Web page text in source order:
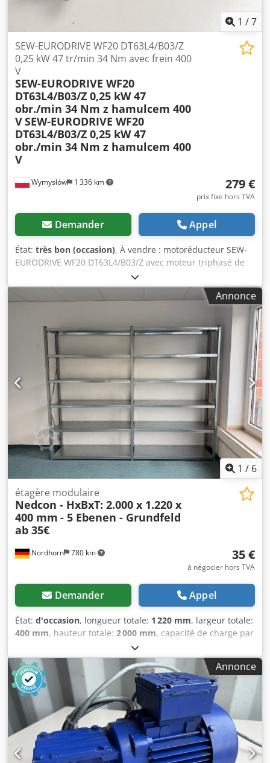
: IM B5A Masse : 10,63 kg Lubrification : huile synthétique
SEW PG460 Pays de fabrication : Allemagne
1 /7
Wymysłów 1 336 km
SEW-EURODRIVE WF20 DT63L4/B03/Z
0,25 kW 47 tr/min 34 Nm avec frein 400
V
SEW-EURODRIVE WF20
DT63L4/B03/Z 0,25 kW 47
obr./min 34 Nm z hamulcem 400
VSEW-EURODRIVE WF20
DT63L4/B03/Z 0,25 kW 47
obr./min 34 Nm z hamulcem 400
V
279 €
prix fixe hors TVA
Demander Appel
État: très bon (occasion), À vendre : motoréducteur SEW-
EURODRIVE WF20 DT63L4/B03/Z avec moteur triphasé de
0,25 kW et frein électromagnétique 400 V AC. L'appareil est
en parfait état de fonctionnement, testé et prêt à l'emploi.
Son état technique et esthétique est très bon, présentant
à vis sans fin assure un fonctionnement silencieux et un
couple élevé, ce qui rend ce motoréducteur idéal pour les
convoyeurs, les alimentateurs, les machines de production
et autres applications industrielles. Caractéristiques
techniques : Fabricant : SEW-EURODRIVE Modèle : WF20
DT63L4/B03/Z Puissance : 0,25 kW Vitesse de sortie : 47
tr/min Couple : 34 Nm Rapport de transmission : 27,50:1
Alimentation : 230/400 V, 50 Hz Indice de protection : IP54
Classe d'isolation : F Frein : 400 V AC, 3,2 Nm Poids : 11,09
kg Dkedpfx Afeznnrhjior Pays de fabrication : Allemagne
Annonce
1 / 6
Nordhorn 780 km
étagère modulaire
Nedcon - HxBxT: 2.000 x 1.220 x
400 mm - 5 Ebenen - Grundfeld
ab 35€
35 €
à négocier hors TVA
Demander Appel
État: d'occasion, longueur totale: 1 220 mm, largeur totale:
400 mm, hauteur totale: 2 000 mm, capacité de charge par
, Nous proposons ici des
rayonnages industriels d'occasion. CARACTÉRISTIQUES
TECHNIQUES Fabricant : Nedocn Type : Shelf N Hauteur du
cadre : 2 000 mm (produit neuf) Étagère : 1 220 x 400 mm
(produit d'occasion) Capacité de charge par étagère :
150 kg Nombre d'étagères : 5 Montage par emboîtement
Barre de renfort Prix dégressifs nets par pièce, TVA non
comprise : Éléments de base : 1 à 5 éléments : 41,50 € nets
par pièce Djdpey Dgglefx Afiokr 6 à 20 éléments : 39,43 €
nets par pièce 21 à 50 éléments : 37,35 € nets par pièce à
Annonce